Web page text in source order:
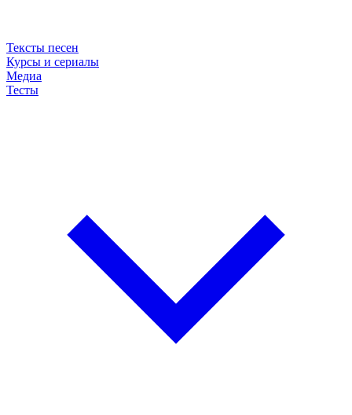
Тексты песен
Курсы и сериалы
Медиа
Тесты